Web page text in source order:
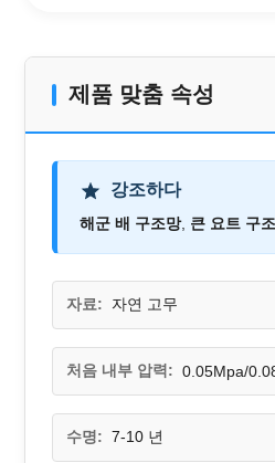
제품 맞춤 속성
강조하다
해군 배 구조망, 큰 요트 구
자료: 자연 고무
처음 내부 압력: 0.05Mpa/
수명: 7-10 년